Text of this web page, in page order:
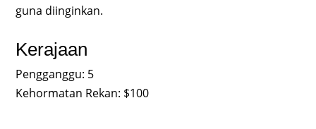
guna diinginkan.
Kerajaan
Pengganggu: 5
Kehormatan Rekan: $100